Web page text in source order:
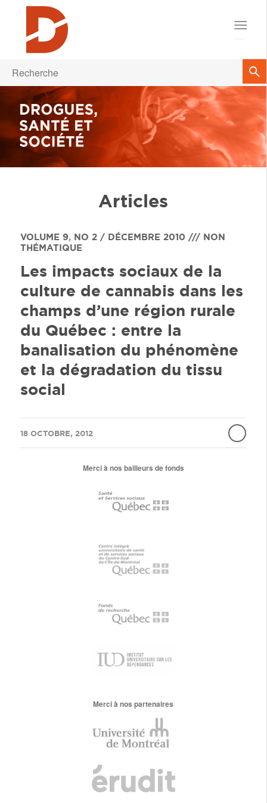
Articles
VOLUME 9, NO 2 / DÉCEMBRE 2010 /// NON
THÉMATIQUE
Les impacts sociaux de la
culture de cannabis dans les
champs d’une région rurale
du Québec : entre la
banalisation du phénomène
et la dégradation du tissu
social
18 OCTOBRE, 2012
/
Merci à nos bailleurs de fonds
Merci à nos partenaires